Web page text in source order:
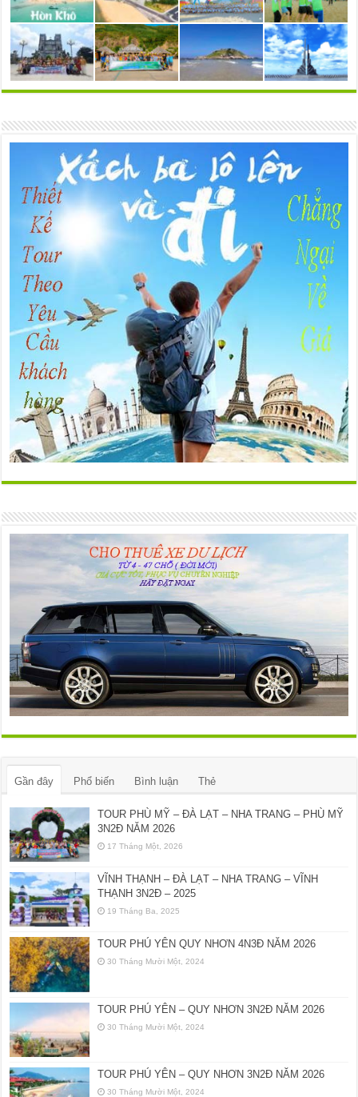
Gần đây Phổ biến Bình luận Thẻ
TOUR PHÙ MỸ – ĐÀ LẠT – NHA TRANG – PHÙ MỸ
3N2Đ NĂM 2026
17 Tháng Một, 2026
VĨNH THẠNH – ĐÀ LẠT – NHA TRANG – VĨNH
THẠNH 3N2Đ – 2025
19 Tháng Ba, 2025
TOUR PHÚ YÊN QUY NHƠN 4N3Đ NĂM 2026
30 Tháng Mười Một, 2024
TOUR PHÚ YÊN – QUY NHƠN 3N2Đ NĂM 2026
30 Tháng Mười Một, 2024
TOUR PHÚ YÊN – QUY NHƠN 3N2Đ NĂM 2026
30 Tháng Mười Một, 2024